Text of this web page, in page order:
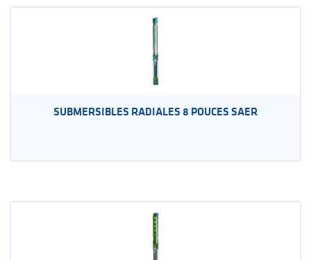
SUBMERSIBLES RADIALES 8 POUCES SAER